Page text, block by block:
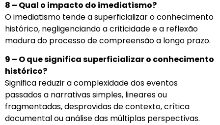
8 – Qual o impacto do imediatismo?
O imediatismo tende a superficializar o conhecimento
histórico, negligenciando a criticidade e a reflexão
madura do processo de compreensão a longo prazo.
9 – O que significa superficializar o conhecimento
histórico?
Significa reduzir a complexidade dos eventos
passados a narrativas simples, lineares ou
fragmentadas, desprovidas de contexto, crítica
documental ou análise das múltiplas perspectivas.